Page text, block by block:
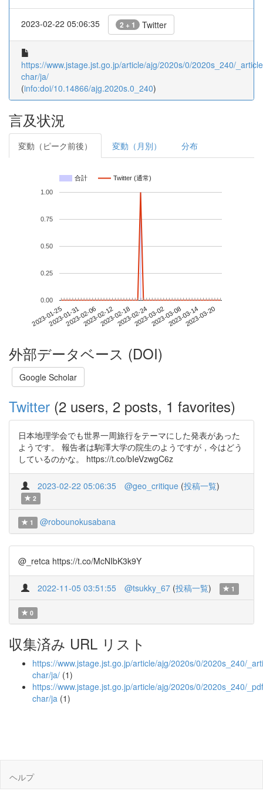
2023-02-22 05:06:35 2 + 1 Twitter
https://www.jstage.jst.go.jp/article/ajg/2020s/0/2020s_240/
char/ja/
(info:doi/10.14866/ajg.2020s.0_240)
言及状況
変動（ピーク前後） 変動（月別） 分布
合計 Twitter (通常)
2023-01-252023-01-312023-02-062023-02-122023-02-182023-02-242023-03-022023-03-082023-03-142023-03-20
0.00
0.25
0.50
0.75
1.00
外部データベース (DOI)
Google Scholar
Twitter (2 users, 2 posts, 1 favorites)
日本地理学会でも世界一周旅行をテーマにした発表があった
ようです。 報告者は駒澤大学の院生のようですが，今はどう
しているのかな。 https://t.co/bIeVzwgC6z
2023-02-22 05:06:35 @geo_critique (投稿一覧)
2
1 @robounokusabana
@_retca https://t.co/McNIbK3k9Y
2022-11-05 03:51:55 @tsukky_67 (投稿一覧) 1
0
収集済み URL リスト
https://www.jstage.jst.go.jp/article/ajg/2020s/0/2020s_240/
char/ja/ (1)
https://www.jstage.jst.go.jp/article/ajg/2020s/0/2020s_240/
char/ja (1)
ヘルプ